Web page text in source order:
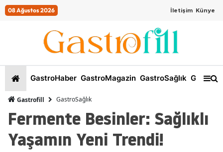
08 Ağustos 2026 İletişim Künye
GastroHaber GastroMagazin GastroSağlık
Gastrofill GastroSağlık
Fermente Besinler: Sağlıklı
Yaşamın Yeni Trendi!